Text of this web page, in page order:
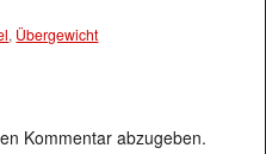
, Übergewicht
Kommentar abzugeben.